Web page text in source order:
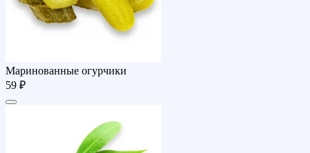
Маринованные огурчики
59 ₽